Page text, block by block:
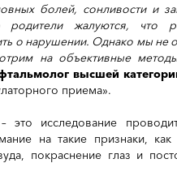
болей, сонливости и
родители жалуются, что
о нарушении. Однако мы не
на объективные
высшей
приема».
это исследование
на такие признаки,
покраснение глаз и